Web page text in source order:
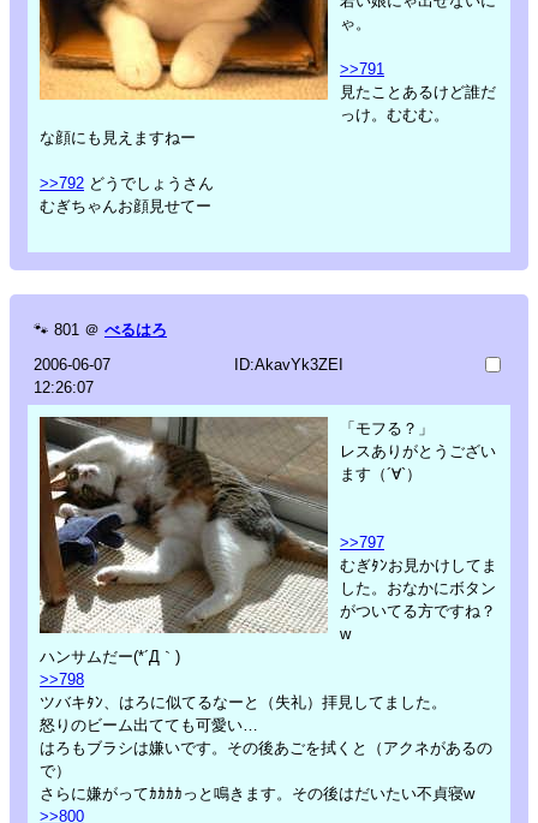
ゃ。
>>791
見たことあるけど誰だ
っけ。むむむ。
な顔にも見えますねー
>>792 どうでしょうさん
むぎちゃんお顔見せてー
🐾 801 ＠ べるはろ
2006-06-07
12:26:07
ID:AkavYk3ZEI
「モフる？」
レスありがとうござい
ます（´∀`）
>>797
むぎﾀﾝお見かけしてま
した。おなかにボタン
がついてる方ですね？
w
ハンサムだー(*´Д｀)
>>798
ツバキﾀﾝ、はろに似てるなーと（失礼）拝見してました。
怒りのビーム出てても可愛い…
はろもブラシは嫌いです。その後あごを拭くと（アクネがあるの
で）
さらに嫌がってｶｶｶｶっと鳴きます。その後はだいたい不貞寝w
>>800